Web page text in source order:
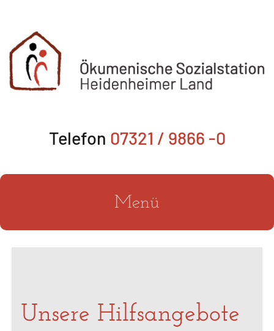
Inhalt
springen
Telefon 07321 / 9866 -0
Menü
Unsere Hilfsangebote